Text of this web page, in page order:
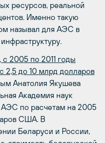
ресурсов, реальной
Именно такую
называл для АЭС в
2005 по 2011 годы
2,5 до 10 млрд долларов
Анатолия Якушева
Академия наук
АЭС по расчетам на 2005
США. В
Беларуси и России,